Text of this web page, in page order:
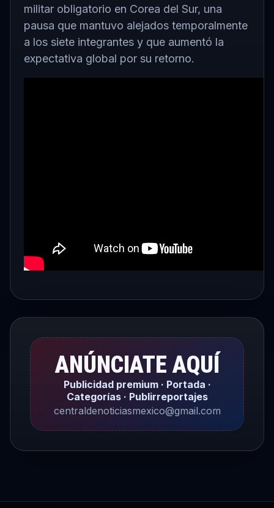
militar obligatorio en Corea del Sur, una
pausa que mantuvo alejados temporalmente
a los siete integrantes y que aumentó la
expectativa global por su retorno.
ANÚNCIATE AQUÍ
Publicidad premium · Portada ·
Categorías · Publirreportajes
centraldenoticiasmexico@gmail.com